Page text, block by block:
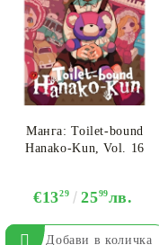
Манга: Toilet-bound
Hanako-Kun, Vol. 16
€1329 2599лв.